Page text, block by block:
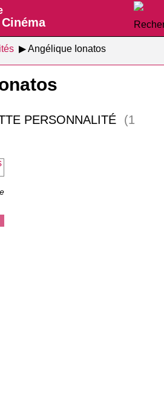
Angélique Ionatos
PERSONNALITÉ
(1